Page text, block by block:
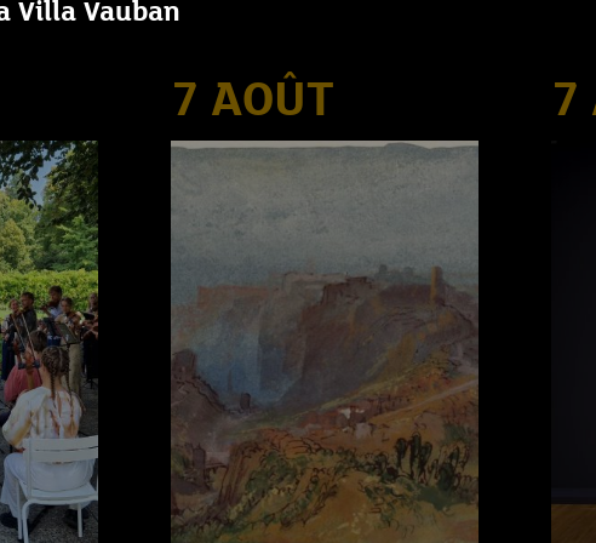
Villa Vauban
7 AOÛT 7